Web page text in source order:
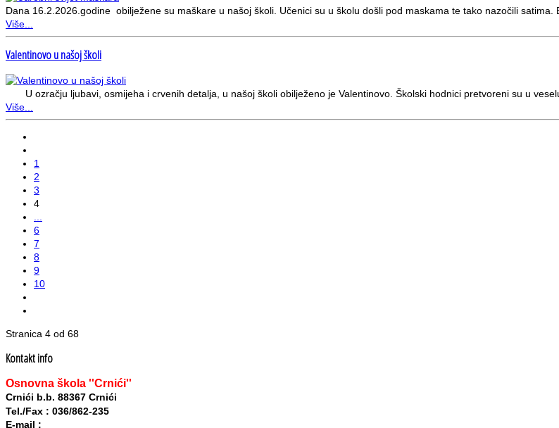
Dana 16.2.2026.godine obilježene su maškare u našoj školi. Učenici su u školu došli pod maskama te tako nazočili satima.
Više...
Valentinovo u našoj školi
U ozračju ljubavi, osmijeha i crvenih detalja, u našoj školi obilježeno je Valentinovo. Školski hodnici pretvoreni su u
Više...
1
2
3
4
6
7
8
9
10
Stranica 4 od 68
Kontakt info
Osnovna škola ''Crnići''
Crnići b.b. 88367 Crnići
Tel./Fax : 036/862-235
E-mail :